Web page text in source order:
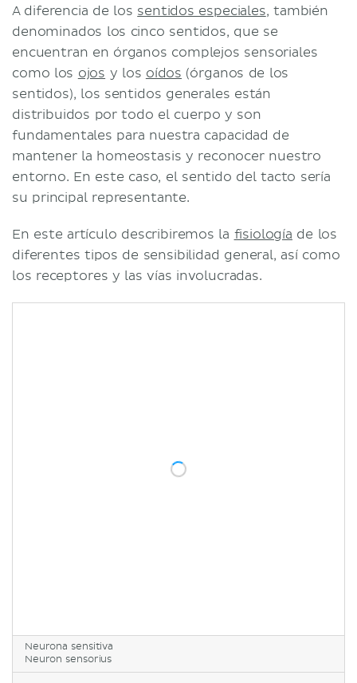
Neurona sensitiva
Neuron sensorius
A diferencia de los sentidos especiales, también
denominados los cinco sentidos, que se
encuentran en órganos complejos sensoriales
como los ojos y los oídos (órganos de los
sentidos), los sentidos generales están
distribuidos por todo el cuerpo y son
fundamentales para nuestra capacidad de
mantener la homeostasis y reconocer nuestro
entorno. En este caso, el sentido del tacto sería
su principal representante.
En este artículo describiremos la fisiología de los
diferentes tipos de sensibilidad general, así como
los receptores y las vías involucradas.